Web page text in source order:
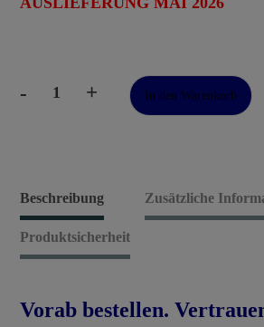
-
Menge
+ In den Warenkorb
Beschreibung Zusätzliche
Produktsicherheit
Vorab bestellen.